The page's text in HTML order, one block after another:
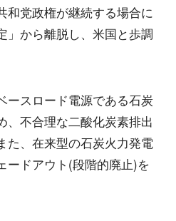
和党政権が継続する場合に
」から離脱し、米国と歩調
ースロード電源である石炭
、不合理な二酸化炭素排出
た、在来型の石炭火力発電
ードアウト(段階的廃止)を